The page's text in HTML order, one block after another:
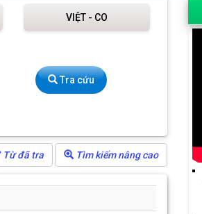
VIỆT - CO
Tra cứu
Từ đã tra Tìm kiếm nâng cao